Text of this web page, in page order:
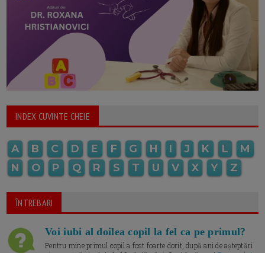
INDEX CUVINTE CHEIE
A B C D E F G H I J K L
M
N
O P Q R S T U V X Y Z
ÎNTREBARI
Voi iubi al doilea copil la fel ca pe primul?
Pentru mine primul copil a fost foarte dorit, după ani de așteptări